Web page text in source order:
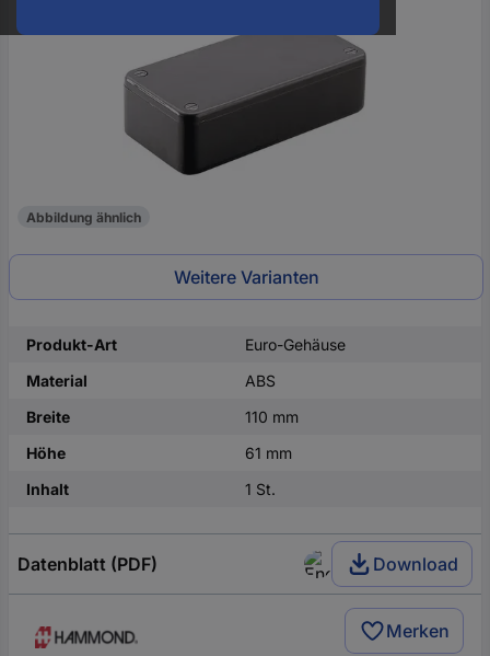
Abbildung ähnlich
Weitere Varianten
Produkt-Art
Euro-Gehäuse
Material
ABS
Breite
110 mm
Höhe
61 mm
Inhalt
1 St.
Datenblatt (PDF) Download
Merken